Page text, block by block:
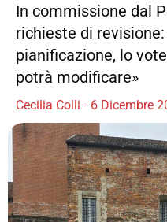
In commissione dal
richieste di
pianificazione, lo
potrà modificare»
Cecilia Colli 6 Dicembre